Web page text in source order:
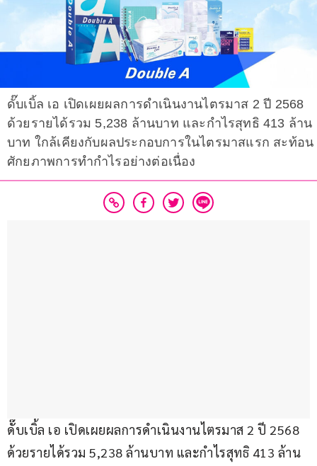
ดั๊บเบิ้ล เอ เปิดเผยผลการดำเนินงานไตรมาส 2 ปี 2568
ด้วยรายได้รวม 5,238 ล้านบาท และกำไรสุทธิ 413 ล้าน
บาท ใกล้เคียงกับผลประกอบการในไตรมาสแรก สะท้อน
ศักยภาพการทำกำไรอย่างต่อเนื่อง
ดั๊บเบิ้ล เอ เปิดเผยผลการดำเนินงานไตรมาส 2 ปี 2568
ด้วยรายได้รวม 5,238 ล้านบาท และกำไรสุทธิ 413 ล้าน